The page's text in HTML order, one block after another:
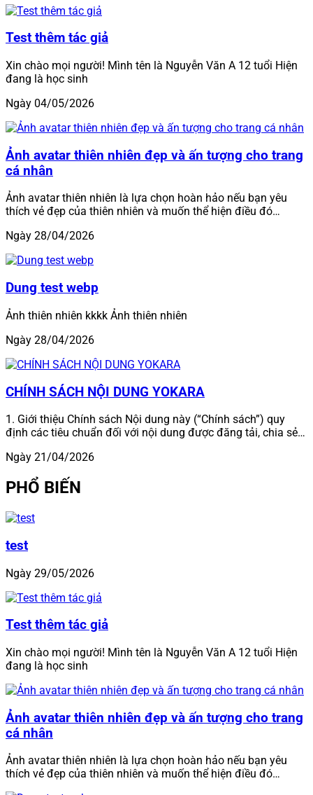
Test thêm tác giả
Xin chào mọi người! Mình tên là Nguyễn Văn A 12 tuổi Hiện
đang là học sinh
Ngày 04/05/2026
Ảnh avatar thiên nhiên đẹp và ấn tượng cho trang
cá nhân
Ảnh avatar thiên nhiên là lựa chọn hoàn hảo nếu bạn yêu
thích vẻ đẹp của thiên nhiên và muốn thể hiện điều đó…
Ngày 28/04/2026
Dung test webp
Ảnh thiên nhiên kkkk Ảnh thiên nhiên
Ngày 28/04/2026
CHÍNH SÁCH NỘI DUNG YOKARA
1. Giới thiệu Chính sách Nội dung này (“Chính sách”) quy
định các tiêu chuẩn đối với nội dung được đăng tải, chia sẻ…
Ngày 21/04/2026
PHỔ BIẾN
test
Ngày 29/05/2026
Test thêm tác giả
Xin chào mọi người! Mình tên là Nguyễn Văn A 12 tuổi Hiện
đang là học sinh
Ảnh avatar thiên nhiên đẹp và ấn tượng cho trang
cá nhân
Ảnh avatar thiên nhiên là lựa chọn hoàn hảo nếu bạn yêu
thích vẻ đẹp của thiên nhiên và muốn thể hiện điều đó…